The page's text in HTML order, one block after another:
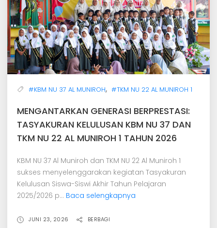
#KBM NU 37 AL MUNIROH, #TKM NU 22 AL MUNIROH 1
MENGANTARKAN GENERASI BERPRESTASI:
TASYAKURAN KELULUSAN KBM NU 37 DAN
TKM NU 22 AL MUNIROH 1 TAHUN 2026
KBM NU 37 Al Muniroh dan TKM NU 22 Al Muniroh 1
sukses menyelenggarakan kegiatan Tasyakuran
Kelulusan Siswa-Siswi Akhir Tahun Pelajaran
2025/2026 p... Baca selengkapnya
JUNI 23, 2026 BERBAGI